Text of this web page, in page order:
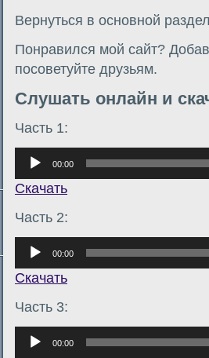
Вернуться в основной
Понравился мой сайт?
посоветуйте друзьям.
Слушать онлайн и
Часть 1:
Аудиоплеер
00:00
Скачать
Часть 2:
Аудиоплеер
00:00
Скачать
Часть 3:
Аудиоплеер
00:00